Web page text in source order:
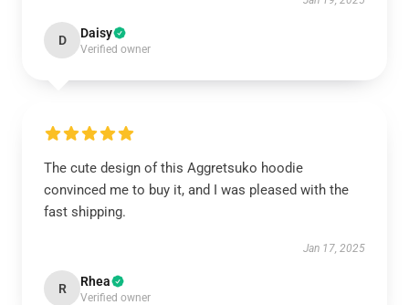
D Daisy
Verified owner
The cute design of this Aggretsuko hoodie
convinced me to buy it, and I was pleased with the
fast shipping.
Jan 17, 2025
R Rhea
Verified owner